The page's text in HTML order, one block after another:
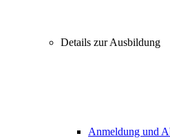
Details zur Ausbildung
Anmeldung und